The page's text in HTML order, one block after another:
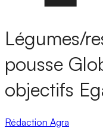
Légumes/
pousse
objectifs
Rédaction Agra